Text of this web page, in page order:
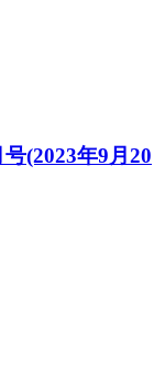
(2023年9月20